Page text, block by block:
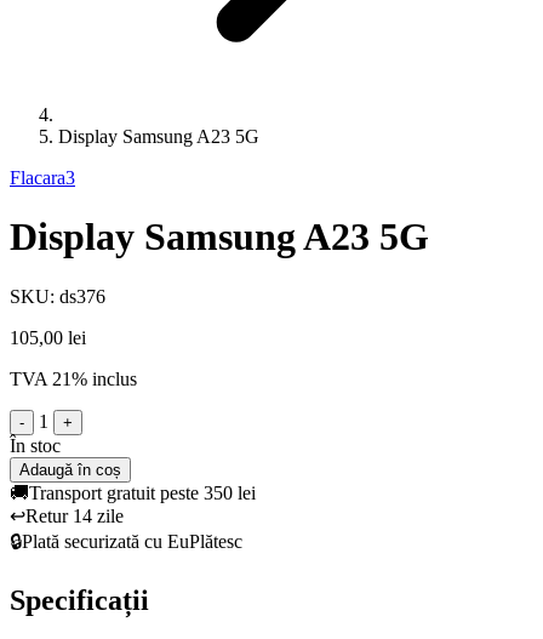
Display Samsung A23 5G
Flacara3
Display Samsung A23 5G
SKU: ds376
105,00 lei
TVA 21% inclus
- 1 +
În stoc
Adaugă în coș
🚚Transport gratuit peste 350 lei
↩️Retur 14 zile
🔒Plată securizată cu EuPlătesc
Specificații